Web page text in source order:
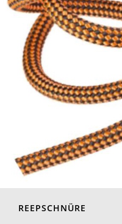
REEPSCHNÜRE